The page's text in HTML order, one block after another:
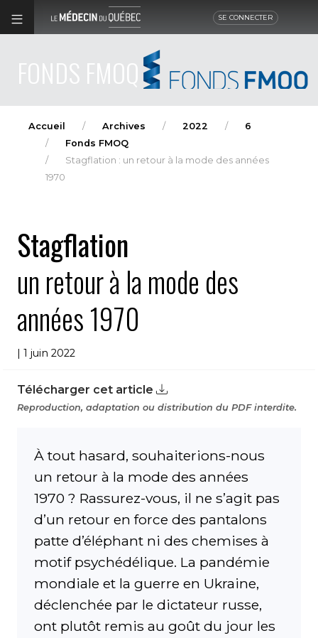
SE CONNECTER
FONDS FMOQ
Accueil Archives 2022
6
Fonds FMOQ
Stagflation : un retour à la mode des années
1970
Stagflation
un retour à la mode des
années 1970
| 1 juin 2022
Télécharger cet article
Reproduction, adaptation ou distribution du PDF interdite.
À tout hasard, souhaiterions-nous
un retour à la mode des années
1970 ? Rassurez-vous, il ne s’agit pas
d’un retour en force des pantalons
patte d’éléphant ni des chemises à
motif psychédélique. La pandémie
mondiale et la guerre en Ukraine,
déclenchée par le dictateur russe,
ont plutôt remis au goût du jour les